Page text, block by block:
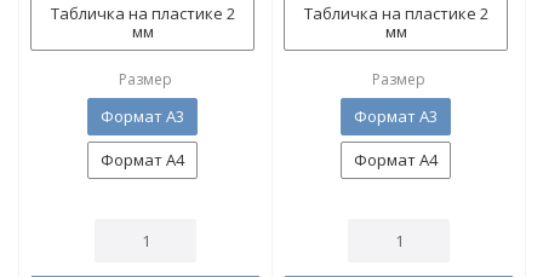
Табличка на пластике 2
мм
Размер
Формат А3
Формат А4
Табличка на пластике 2
мм
Размер
Формат А3
Формат А4